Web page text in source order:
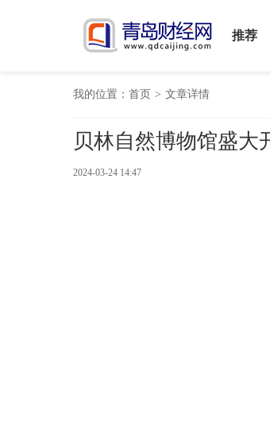
推荐
我的位置： 首页 > 文章详情
贝林自然博物馆盛大
2024-03-24 14:47